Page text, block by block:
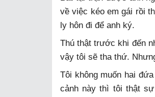
về việc kéo em gái rồi
ly hôn đi để anh ký.
Thú thật trước khi đến
vậy tôi sẽ tha thứ.
Tôi không muốn hai
cảnh này thì tôi thật